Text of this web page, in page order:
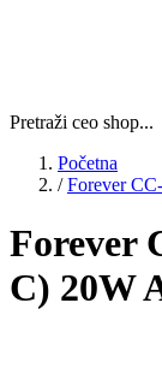
Pretraži ceo shop...
Početna
/ Forever
Forever
C) 20W